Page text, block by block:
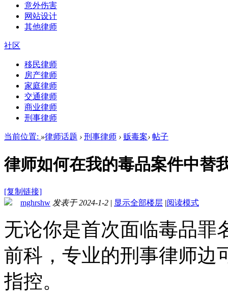
意外伤害
网站设计
其他律师
社区
移民律师
房产律师
家庭律师
交通律师
商业律师
刑事律师
当前位置: »律师话题 › 刑事律师 › 贩毒案› 帖子
律师如何在我的毒品案件中替
[复制链接]
mghrshw 发表于 2024-1-2 | 显示全部楼层 |阅读模式
无论你是首次面临毒品罪
前科，专业的刑事律师边
指控。